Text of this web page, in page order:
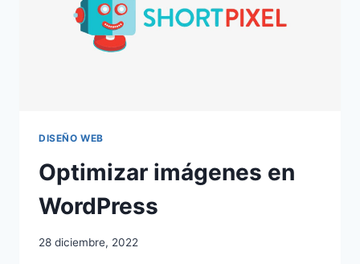
DISEÑO WEB
Optimizar imágenes en
WordPress
28 diciembre, 2022